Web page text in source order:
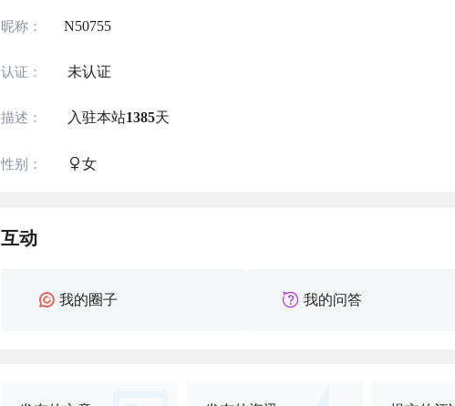
昵称： N50755
认证： 未认证
描述： 入驻本站1385天
性别： 女
互动
我的圈子 我的问答